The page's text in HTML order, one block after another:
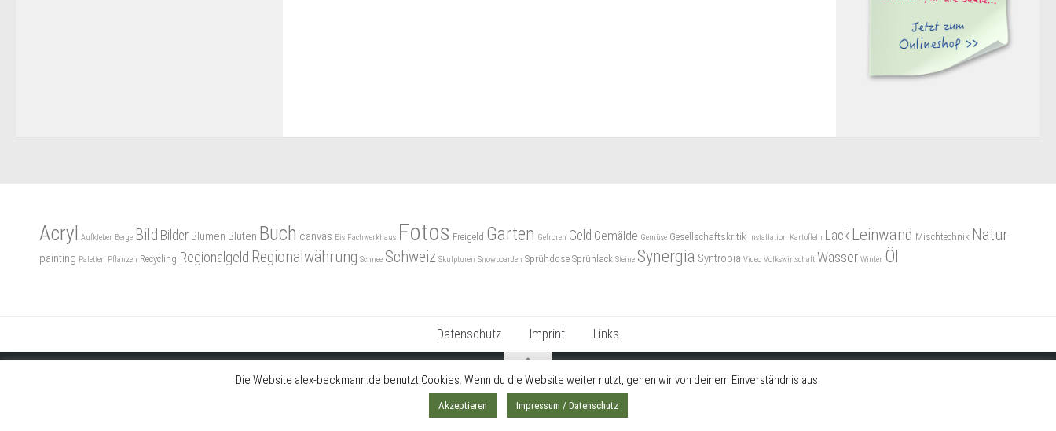
Acryl Aufkleber Berge Bild Bilder Blumen Blüten Buch canvas Eis Fachwerkhaus Fotos Freigeld Garten Gefroren Geld Gemälde Gemüse Gesellschaftskritik Installation Kartoffeln Lack Leinwand Mischtechnik Natur
painting Paletten Pflanzen Recycling Regionalgeld Regionalwährung Schnee Schweiz Skulpturen Snowboarden Sprühdose Sprühlack Steine Synergia Syntropia Video Volkswirtschaft Wasser Winter Öl
Datenschutz Imprint Links
Die Website alex-beckmann.de benutzt Cookies. Wenn du die Website weiter nutzt, gehen wir von deinem Einverständnis aus.
Akzeptieren Impressum / Datenschutz